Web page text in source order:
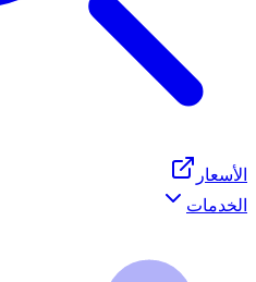
الأسعار
الخدمات